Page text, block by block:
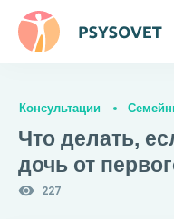
Консультации
Что делать,
дочь от
227